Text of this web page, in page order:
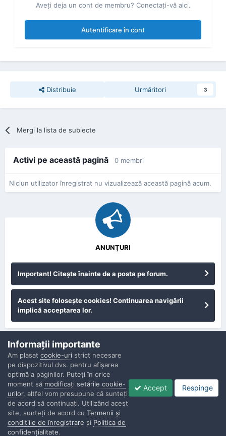
Aveţi deja un cont de membru? Conectaţi-vă aici.
Autentificare în cont
Distribuie Urmăritori 3
Mergi la lista de subiecte
Activi pe această pagină 0 membri
Niciun utilizator înregistrat nu vizualizează această pagină acum.
ANUNŢURI
Important! Citeşte înainte de a posta pe forum.
Acest site foloseşte cookies! Continuarea navigării
implică acceptarea lor.
Confidenţialitate Contactaţi-ne
Copyright © Politisti.ro, 2010 - 2026
Informaţii importante
Am plasat cookie-uri strict necesare
pe dispozitivul dvs. pentru afişarea
optimă a paginilor. Puteţi în orice
moment să modificaţi setările cookie-
urilor, altfel vom presupune că sunteţi
de acord să continuaţi. Utilizând acest
site, sunteţi de acord cu Termenii şi
condiţiile de înregistrare şi Politica de
confidenţialitate.
Accept Respinge